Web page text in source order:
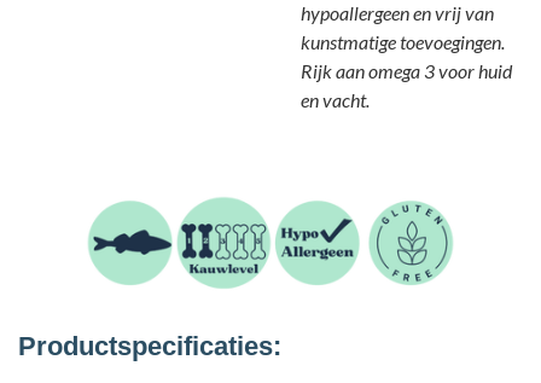
hypoallergeen en vrij van
kunstmatige toevoegingen.
Rijk aan omega 3 voor huid
en vacht.
Productspecificaties: